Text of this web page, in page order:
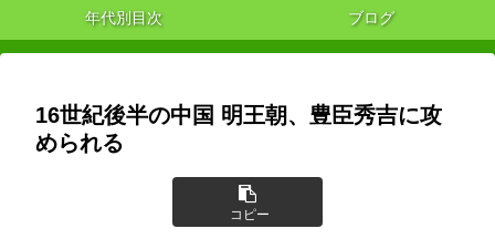
年代別目次 ブログ
16世紀後半の中国 明王朝、豊臣秀吉に攻
められる
コピー